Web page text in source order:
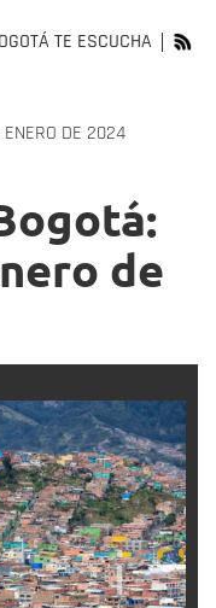
TE ESCUCHA
ENERO DE 2024
de